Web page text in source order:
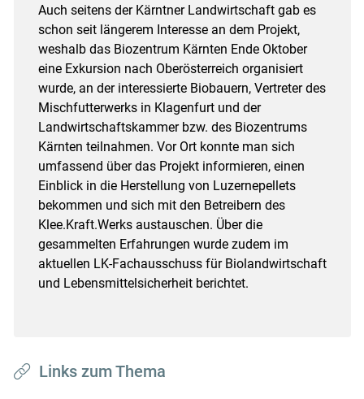
Auch seitens der Kärntner Landwirtschaft gab es
schon seit längerem Interesse an dem Projekt,
weshalb das Biozentrum Kärnten Ende Oktober
eine Exkursion nach Oberösterreich organisiert
wurde, an der interessierte Biobauern, Vertreter des
Mischfutterwerks in Klagenfurt und der
Landwirtschaftskammer bzw. des Biozentrums
Kärnten teilnahmen. Vor Ort konnte man sich
umfassend über das Projekt informieren, einen
Einblick in die Herstellung von Luzernepellets
bekommen und sich mit den Betreibern des
Klee.Kraft.Werks austauschen. Über die
gesammelten Erfahrungen wurde zudem im
aktuellen LK-Fachausschuss für Biolandwirtschaft
und Lebensmittelsicherheit berichtet.
Links zum Thema